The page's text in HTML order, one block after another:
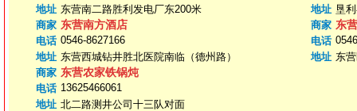
地址 东营南二路胜利发电厂东200米
地址 垦
商家 东营南方酒店
电话 0546-8627166
地址 东营西城钻井胜北医院南临（德州路）
商家 东
电话
地址 东
商家 东营农家铁锅炖
电话 13625466061
地址 北二路测井公司十三队对面